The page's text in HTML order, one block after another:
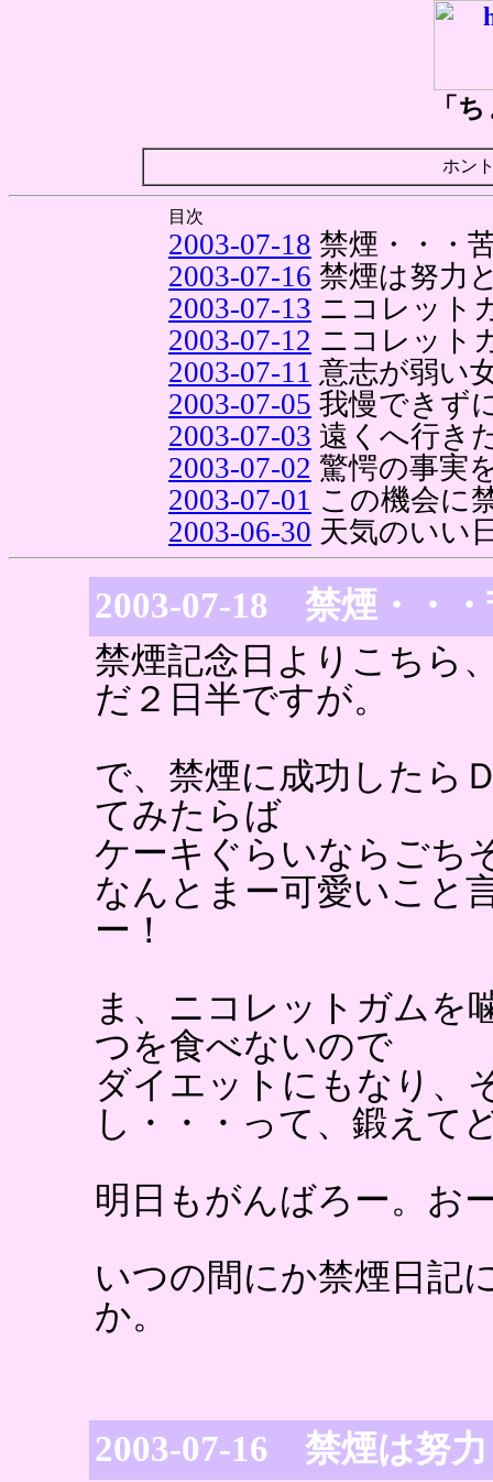
「
ホン
目次
2003-07-18 禁煙・・・
2003-07-16 禁煙は努力
2003-07-13 ニコレット
2003-07-12 ニコレット
2003-07-11 意志が弱い
2003-07-05 我慢できず
2003-07-03 遠くへ行き
2003-07-02 驚愕の事実
2003-07-01 この機会に
2003-06-30 天気のいい
2003-07-18 禁煙・・
禁煙記念日よりこちら
だ２日半ですが。
で、禁煙に成功したら
てみたらば
ケーキぐらいならごち
なんとまー可愛いこと
ー！
ま、ニコレットガムを
つを食べないので
ダイエットにもなり、
し・・・って、鍛えて
明日もがんばろー。お
いつの間にか禁煙日記
か。
2003-07-16 禁煙は努